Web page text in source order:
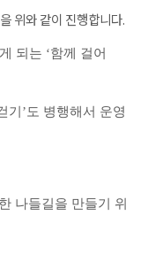
위와 같이 진행합니다.
되는 ‘함께 걸어
기’도 병행해서 운영
나들길을 만들기 위